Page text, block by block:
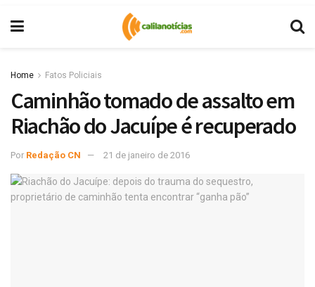
Home Fatos Policiais
Caminhão tomado de assalto em
Riachão do Jacuípe é recuperado
Por Redação CN 21 de janeiro de 2016